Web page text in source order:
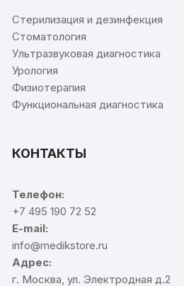
Стерилизация и дезинфекция
Стоматология
Ультразвуковая диагностика
Урология
Физиотерапия
Функциональная диагностика
КОНТАКТЫ
Телефон:
+7 495 190 72 52
E-mail:
info@medikstore.ru
Адрес:
г. Москва, ул. Электродная д.2